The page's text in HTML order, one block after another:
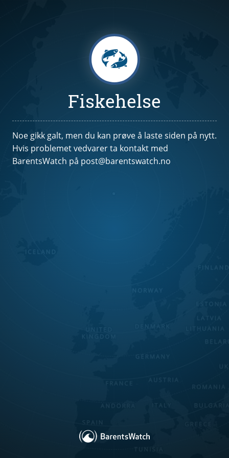
Fiskehelse
Noe gikk galt, men du kan prøve å laste siden på nytt.
Hvis problemet vedvarer ta kontakt med
BarentsWatch på post@barentswatch.no